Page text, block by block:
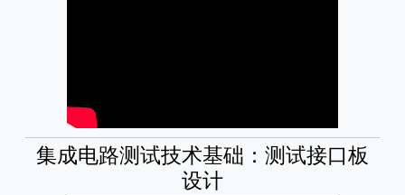
集成电路测试技术基础：测试接口板
设计